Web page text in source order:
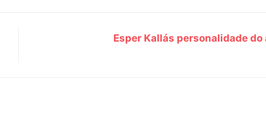
Esper Kallás personalidade do